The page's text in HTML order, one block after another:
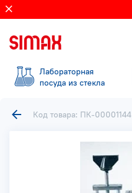
Лабораторная
посуда из стекла
Код товара: ПК-00001144